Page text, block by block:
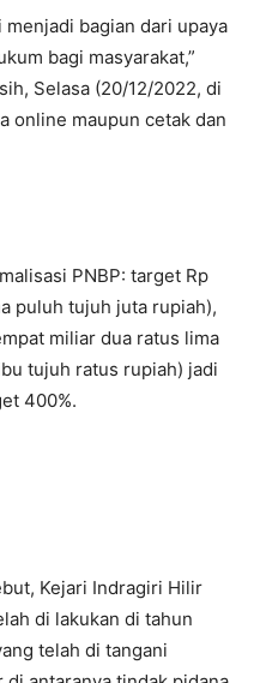
bagian dari upaya
bagi masyarakat,”
Selasa (20/12/2022, di
online maupun cetak dan
PNBP: target Rp
puluh tujuh juta rupiah),
miliar dua ratus lima
tujuh ratus rupiah) jadi
400%.
Kejari Indragiri Hilir
di lakukan di tahun
telah di tangani